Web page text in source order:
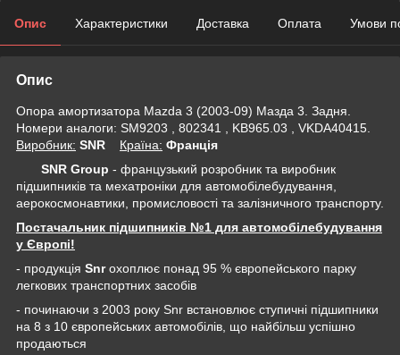
Опис Характеристики Доставка Оплата Умови
Опис
Опора амортизатора Mazda 3 (2003-09) Мазда 3. Задня.
Номери аналоги: SM9203 , 802341 , KB965.03 , VKDA40415.
Виробник: SNR Крaїна: Франція
SNR Group - французький розробник та виробник
підшипників та мехатроніки для автомобілебудування,
аерокосмонавтики, промисловості та залізничного транспорту.
Постачальник підшипників №1 для автомобілебудування
у Європі!
- продукція Snrохоплює понад 95 % європейського парку
легкових транспортних засобів
- починаючи з 2003 року Snr встановлює ступичні підшипники
на 8 з 10 європейських автомобілів, що найбільш успішно
продаються